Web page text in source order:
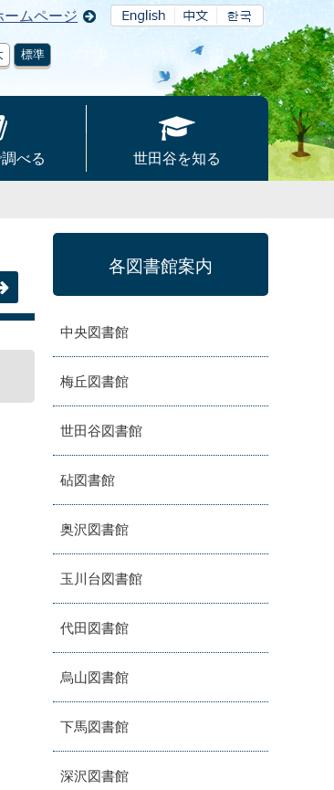
ームページ
標準
べる 世田谷を知る
各図書館案内
中央図書館
梅丘図書館
世田谷図書館
砧図書館
奥沢図書館
玉川台図書館
代田図書館
烏山図書館
下馬図書館
深沢図書館